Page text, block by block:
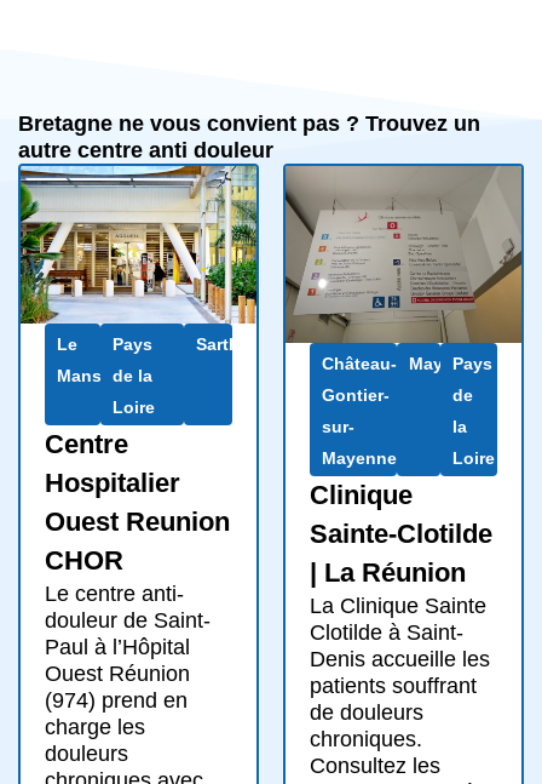
Bretagne ne vous convient pas ? Trouvez un
autre centre anti douleur
Le
Mans
Pays
de la
Loire
Sarthe
Centre
Hospitalier
Ouest Reunion
CHOR
Le centre anti-
douleur de Saint-
Paul à l’Hôpital
Ouest Réunion
(974) prend en
charge les
douleurs
Château-
Gontier-
sur-
Mayenne
Mayenne
Pays
de
la
Loire
Clinique
Sainte-Clotilde
| La Réunion
La Clinique Sainte
Clotilde à Saint-
Denis accueille les
patients souffrant
de douleurs
chroniques.
Consultez les